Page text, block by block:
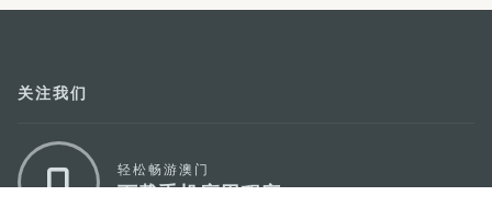
关注我们
轻松畅游澳门
下载手机应用程序